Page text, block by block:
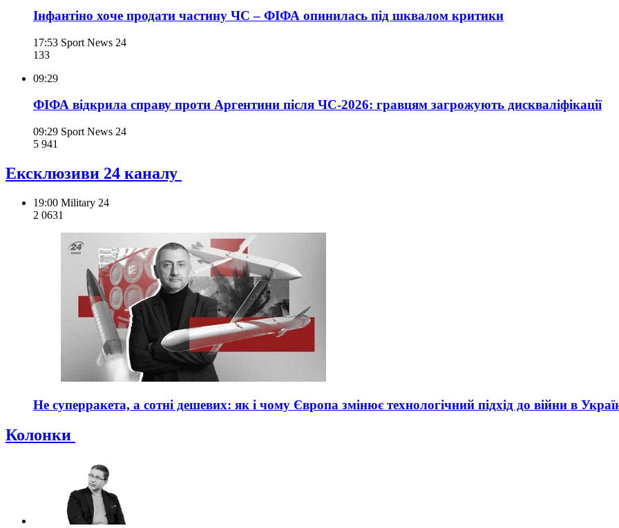
Інфантіно хоче продати частину ЧС – ФІФА опинилась під шквалом критики
17:53 Sport News 24
133
09:29
ФІФА відкрила справу проти Аргентини після ЧС-2026: гравцям загрожують дискваліфікації
09:29 Sport News 24
5 941
Ексклюзиви 24 каналу
19:00 Military 24
2 0631
Не суперракета, а сотні дешевих: як і чому Європа змінює технологічний підхід до війни в
Колонки